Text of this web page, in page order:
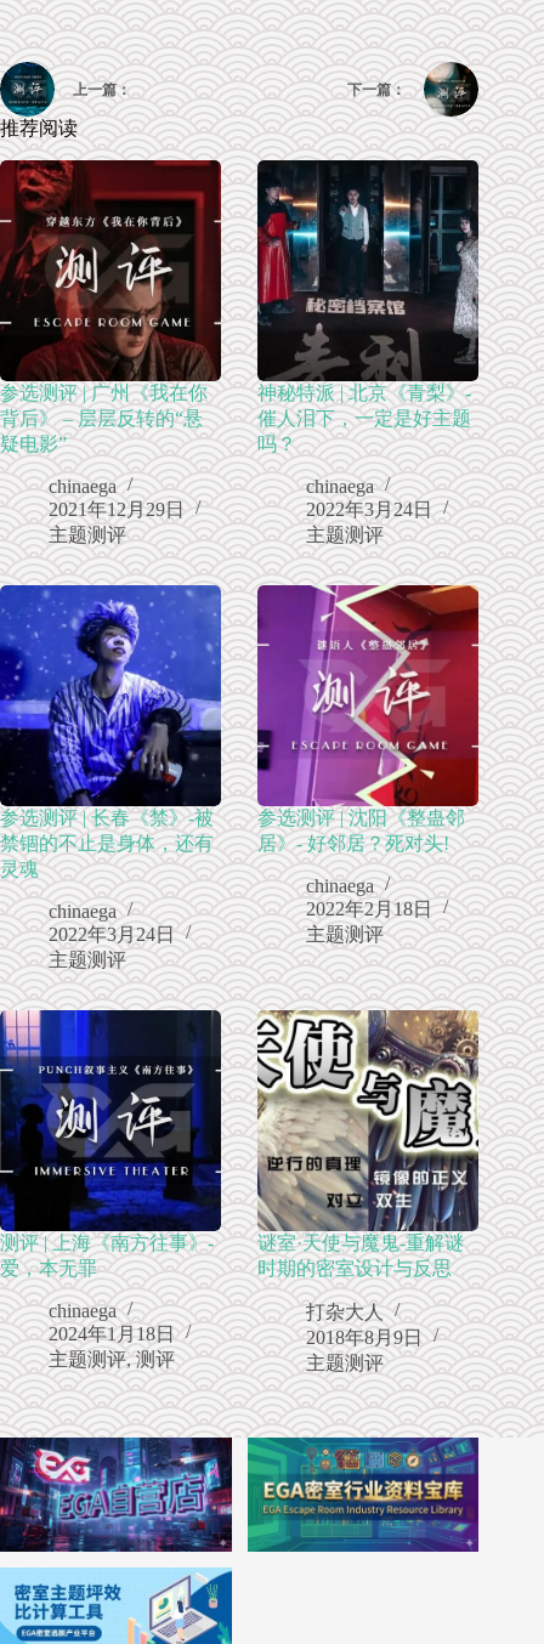
上一篇： 下一篇：
推荐阅读
参选测评 | 广州《我在你
背后》 – 层层反转的“悬
疑电影”
chinaega
2021年12月29日
主题测评
神秘特派 | 北京《青梨》-
催人泪下，一定是好主题
吗？
chinaega
2022年3月24日
主题测评
参选测评 | 长春《禁》-被
禁锢的不止是身体，还有
灵魂
chinaega
2022年3月24日
主题测评
参选测评 | 沈阳《整蛊邻
居》- 好邻居？死对头!
chinaega
2022年2月18日
主题测评
测评 | 上海《南方往事》-
爱，本无罪
chinaega
2024年1月18日
主题测评,测评
谜室·天使与魔鬼-重解谜
时期的密室设计与反思
打杂大人
2018年8月9日
主题测评